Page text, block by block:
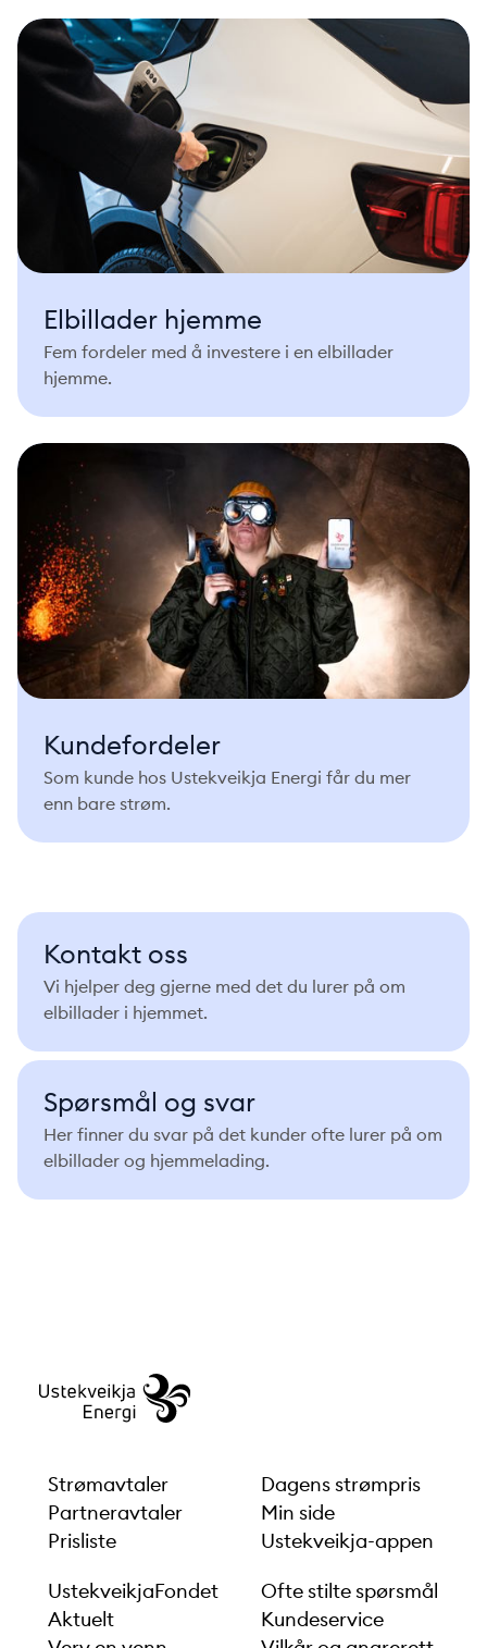
Elbillader hjemme
Fem fordeler med å investere i en elbillader
hjemme.
Kundefordeler
Som kunde hos Ustekveikja Energi får du mer
enn bare strøm.
Kontakt oss
Vi hjelper deg gjerne med det du lurer på om
elbillader i hjemmet.
Spørsmål og svar
Her finner du svar på det kunder ofte lurer på om
elbillader og hjemmelading.
Strømavtaler
Partneravtaler
Prisliste
Dagens strømpris
Min side
Ustekveikja-appen
UstekveikjaFondet
Aktuelt
Ofte stilte spørsmål
Kundeservice